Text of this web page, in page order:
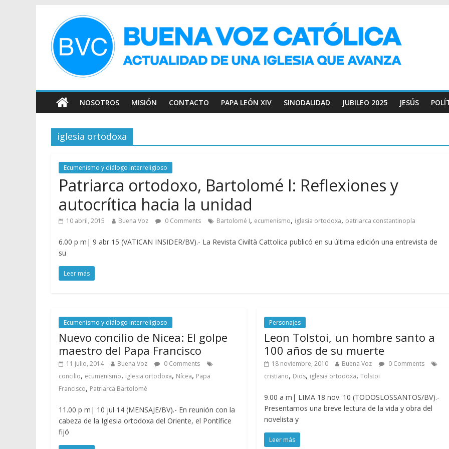
NOSOTROS MISIÓN CONTACTO PAPA LEÓN XIV SINODALIDAD JUBILEO 2025 JESÚS
iglesia ortodoxa
Ecumenismo y diálogo interreligioso
Patriarca ortodoxo, Bartolomé I: Reflexiones y
autocrítica hacia la unidad
10 abril, 2015 Buena Voz 0 Comments Bartolomé I, ecumenismo, iglesia ortodoxa, patriarca constantinopla
6.00 p m| 9 abr 15 (VATICAN INSIDER/BV).- La Revista Civiltà Cattolica publicó en su última edición una entrevista de
su
Leer más
Ecumenismo y diálogo interreligioso
Nuevo concilio de Nicea: El golpe
maestro del Papa Francisco
11 julio, 2014 Buena Voz
0 Comments
concilio, ecumenismo, iglesia ortodoxa, Nícea, Papa
Francisco, Patriarca Bartolomé
11.00 p m| 10 jul 14 (MENSAJE/BV).- En reunión con la
cabeza de la Iglesia ortodoxa del Oriente, el Pontífice
fijó
Personajes
Leon Tolstoi, un hombre santo a
100 años de su muerte
18 noviembre, 2010 Buena Voz
0 Comments
cristiano, Dios, iglesia ortodoxa,Tolstoi
9.00 a m| LIMA 18 nov. 10 (TODOSLOSSANTOS/BV).-
Presentamos una breve lectura de la vida y obra del
novelista y
Leer más